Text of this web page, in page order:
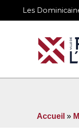
Les
Accueil »